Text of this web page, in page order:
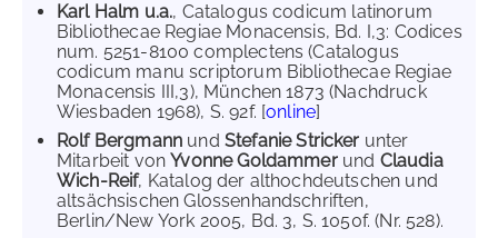
Karl Halm u.a., Catalogus codicum latinorum
Bibliothecae Regiae Monacensis, Bd. I,3: Codices
num. 5251-8100 complectens (Catalogus
codicum manu scriptorum Bibliothecae Regiae
Monacensis III,3), München 1873 (Nachdruck
Wiesbaden 1968), S. 92f. [online]
Rolf Bergmann und Stefanie Stricker unter
Mitarbeit vonYvonne Goldammerund Claudia
Wich-Reif, Katalog der althochdeutschen und
altsächsischen Glossenhandschriften,
Berlin/New York 2005, Bd. 3, S. 1050f. (Nr. 528).